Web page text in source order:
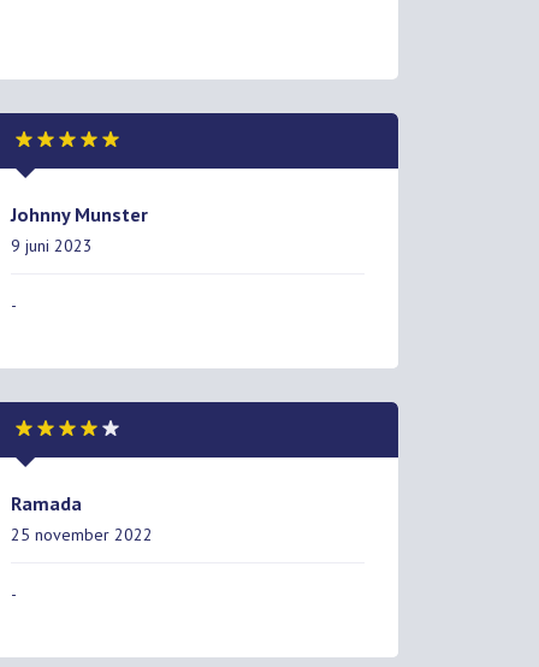
Johnny Munster
9 juni 2023
-
Ramada
25 november 2022
-